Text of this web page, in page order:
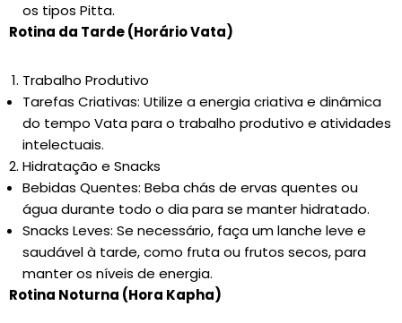
os tipos Pitta.
Rotina da Tarde (Horário Vata)
Trabalho Produtivo
Tarefas Criativas: Utilize a energia criativa e dinâmica
do tempo Vata para o trabalho produtivo e atividades
intelectuais.
Hidratação e Snacks
Bebidas Quentes: Beba chás de ervas quentes ou
água durante todo o dia para se manter hidratado.
Snacks Leves: Se necessário, faça um lanche leve e
saudável à tarde, como fruta ou frutos secos, para
manter os níveis de energia.
Rotina Noturna (Hora Kapha)